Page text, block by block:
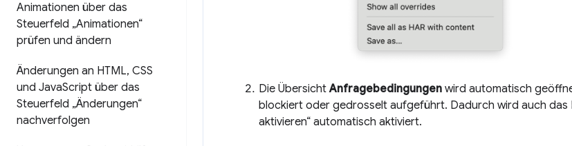
Animationen über das
Steuerfeld „Animationen“
prüfen und ändern
Änderungen an HTML, CSS
und JavaScript über das
Steuerfeld „Änderungen“
nachverfolgen
Die ÜbersichtAnfragebedingungen wird automatisch
blockiert oder gedrosselt aufgeführt. Dadurch wird auch das
aktivieren“ automatisch aktiviert.